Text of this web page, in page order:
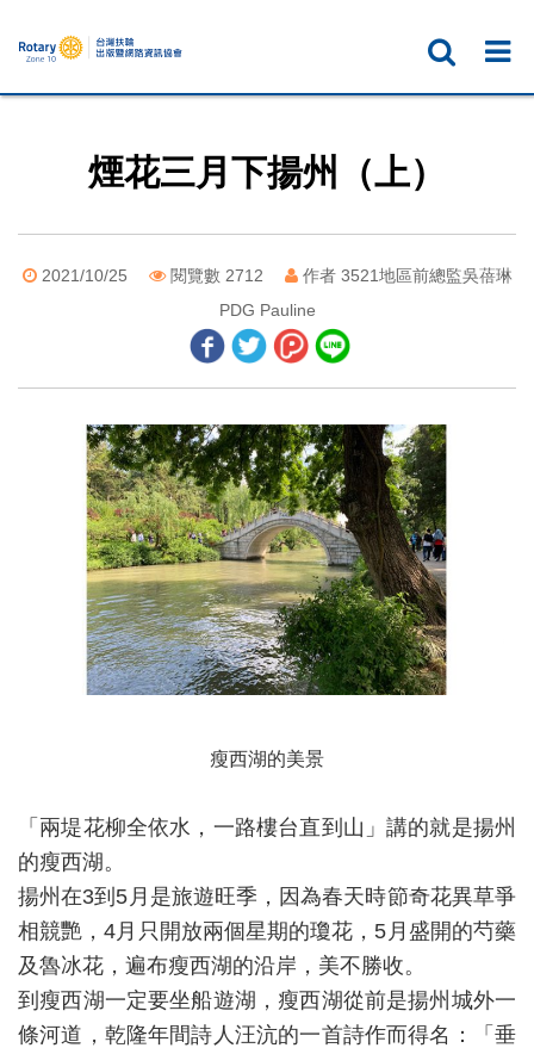
煙花三月下揚州（上）
2021/10/25 閱覽數 2712
作者 3521地區前總監吳蓓琳
PDG Pauline
瘦西湖的美景
「兩堤花柳全依水，一路樓台直到山」講的就是揚州
的瘦西湖。
揚州在3到5月是旅遊旺季，因為春天時節奇花異草爭
相競艷，4月只開放兩個星期的瓊花，5月盛開的芍藥
及魯冰花，遍布瘦西湖的沿岸，美不勝收。
到瘦西湖一定要坐船遊湖，瘦西湖從前是揚州城外一
條河道，乾隆年間詩人汪沆的一首詩作而得名：「垂